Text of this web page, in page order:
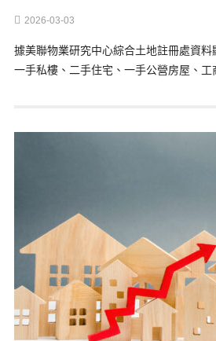
2026-03-03
據美聯物業研究中心綜合土地註冊處資
一手私樓、二手住宅、一手公營房屋、